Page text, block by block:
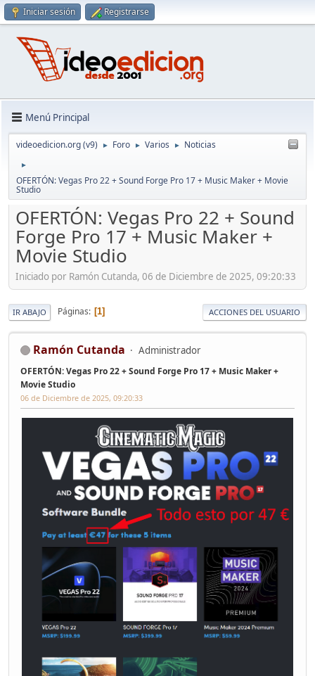
Iniciar sesión Registrarse
Menú Principal
videoedicion.org (v9) ► Foro ► Varios ► Noticias
►
OFERTÓN: Vegas Pro 22 + Sound Forge Pro 17 + Music Maker + Movie
Studio
OFERTÓN: Vegas Pro 22 + Sound
Forge Pro 17 + Music Maker +
Movie Studio
Iniciado por Ramón Cutanda, 06 de Diciembre de 2025, 09:20:33
IR ABAJO Páginas 1 ACCIONES DEL USUARIO
Ramón Cutanda Administrador
OFERTÓN: Vegas Pro 22 + Sound Forge Pro 17 + Music Maker +
Movie Studio
06 de Diciembre de 2025, 09:20:33